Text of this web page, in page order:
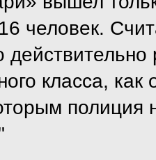
человек.
класса,